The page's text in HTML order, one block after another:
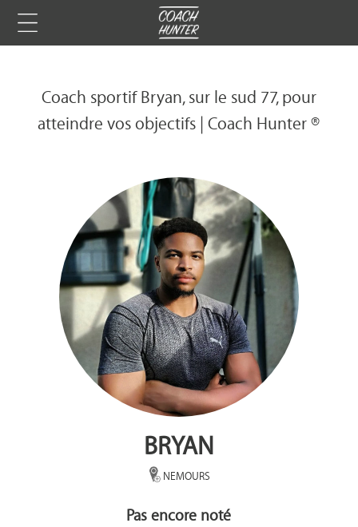
Coach sportif Bryan, sur le sud 77, pour
atteindre vos objectifs | Coach Hunter ®
BRYAN
NEMOURS
Pas encore noté